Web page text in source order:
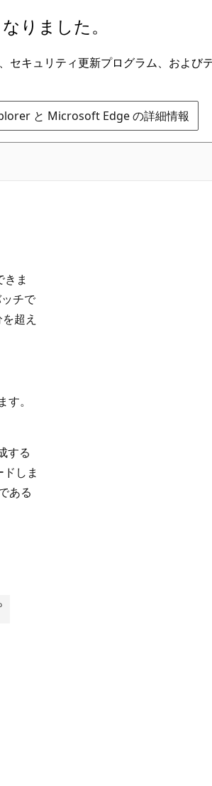
りました。
キュリティ更新プログラム、および
と Microsoft Edge の詳細情報
ま
チで
超え
。
する
しま
ある